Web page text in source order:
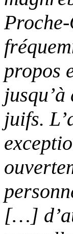
propos
jusqu’à
juifs.
[…]